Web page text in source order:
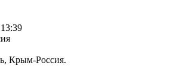
Крым-Россия.